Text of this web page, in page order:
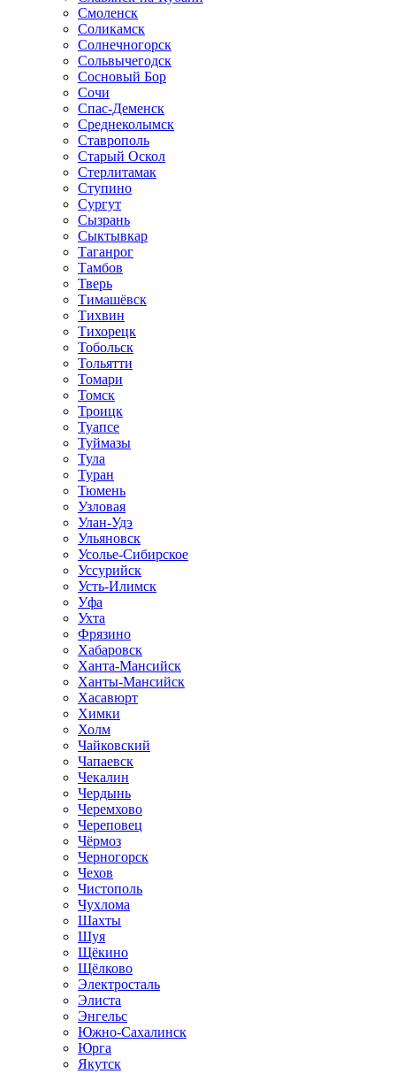
Смоленск
Соликамск
Солнечногорск
Сольвычегодск
Сосновый Бор
Сочи
Спас-Деменск
Среднеколымск
Ставрополь
Старый Оскол
Стерлитамак
Ступино
Сургут
Сызрань
Сыктывкар
Таганрог
Тамбов
Тверь
Тимашёвск
Тихвин
Тихорецк
Тобольск
Тольятти
Томари
Томск
Троицк
Туапсе
Туймазы
Тула
Туран
Тюмень
Узловая
Улан-Удэ
Ульяновск
Усолье-Сибирское
Уссурийск
Усть-Илимск
Уфа
Ухта
Фрязино
Хабаровск
Ханта-Мансийск
Ханты-Мансийск
Хасавюрт
Химки
Холм
Чайковский
Чапаевск
Чекалин
Чердынь
Черемхово
Череповец
Чёрмоз
Черногорск
Чехов
Чистополь
Чухлома
Шахты
Шуя
Щёкино
Щёлково
Электросталь
Элиста
Энгельс
Южно-Сахалинск
Юрга
Якутск